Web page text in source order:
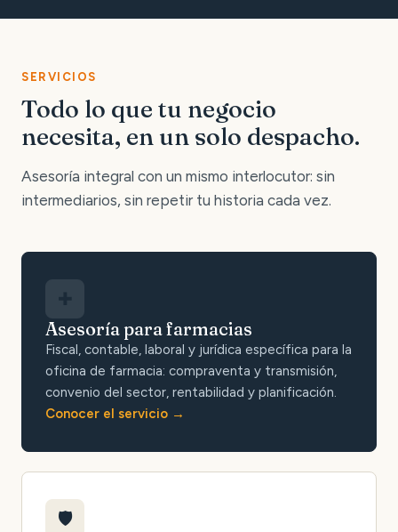
SERVICIOS
Todo lo que tu negocio
necesita, en un solo despacho.
Asesoría integral con un mismo interlocutor: sin
intermediarios, sin repetir tu historia cada vez.
Asesoría para farmacias
Fiscal, contable, laboral y jurídica específica para la
oficina de farmacia: compraventa y transmisión,
convenio del sector, rentabilidad y planificación.
Conocer el servicio
🛡️